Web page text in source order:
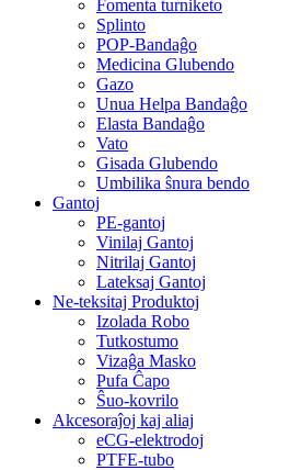
Fomenta turniketo
Splinto
POP-Bandaĝo
Medicina Glubendo
Gazo
Unua Helpa Bandaĝo
Elasta Bandaĝo
Vato
Gisada Glubendo
Umbilika ŝnura bendo
Gantoj
PE-gantoj
Vinilaj Gantoj
Nitrilaj Gantoj
Lateksaj Gantoj
Ne-teksitaj Produktoj
Izolada Robo
Tutkostumo
Vizaĝa Masko
Pufa Ĉapo
Ŝuo-kovrilo
Akcesoraĵoj kaj aliaj
eCG-elektrodoj
PTFE-tubo